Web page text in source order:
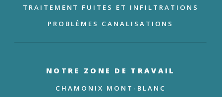
TRAITEMENT FUITES ET INFILTRATIONS
PROBLÈMES CANALISATIONS
NOTRE ZONE DE TRAVAIL
CHAMONIX MONT-BLANC